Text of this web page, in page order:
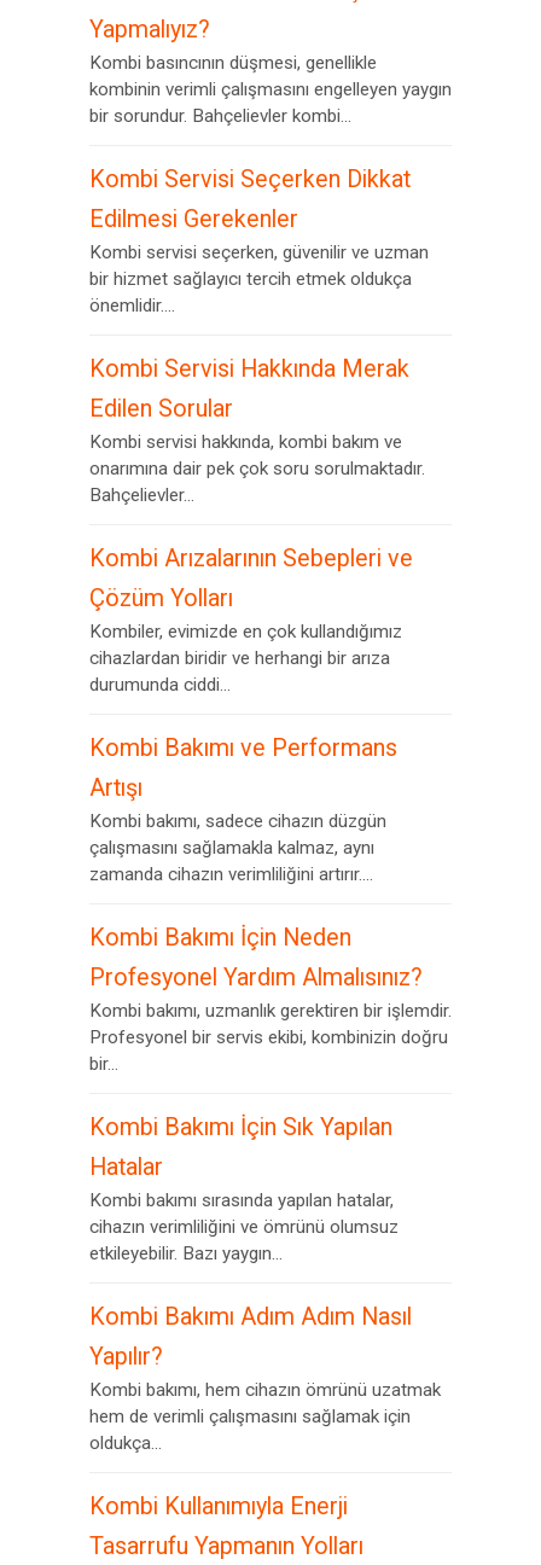
Yapmalıyız?
Kombi basıncının düşmesi, genellikle
kombinin verimli çalışmasını engelleyen yaygın
bir sorundur. Bahçelievler kombi...
Kombi Servisi Seçerken Dikkat
Edilmesi Gerekenler
Kombi servisi seçerken, güvenilir ve uzman
bir hizmet sağlayıcı tercih etmek oldukça
önemlidir....
Kombi Servisi Hakkında Merak
Edilen Sorular
Kombi servisi hakkında, kombi bakım ve
onarımına dair pek çok soru sorulmaktadır.
Bahçelievler...
Kombi Arızalarının Sebepleri ve
Çözüm Yolları
Kombiler, evimizde en çok kullandığımız
cihazlardan biridir ve herhangi bir arıza
durumunda ciddi...
Kombi Bakımı ve Performans
Artışı
Kombi bakımı, sadece cihazın düzgün
çalışmasını sağlamakla kalmaz, aynı
zamanda cihazın verimliliğini artırır....
Kombi Bakımı İçin Neden
Profesyonel Yardım Almalısınız?
Kombi bakımı, uzmanlık gerektiren bir işlemdir.
Profesyonel bir servis ekibi, kombinizin doğru
bir...
Kombi Bakımı İçin Sık Yapılan
Hatalar
Kombi bakımı sırasında yapılan hatalar,
cihazın verimliliğini ve ömrünü olumsuz
etkileyebilir. Bazı yaygın...
Kombi Bakımı Adım Adım Nasıl
Yapılır?
Kombi bakımı, hem cihazın ömrünü uzatmak
hem de verimli çalışmasını sağlamak için
oldukça...
Kombi Kullanımıyla Enerji
Tasarrufu Yapmanın Yolları